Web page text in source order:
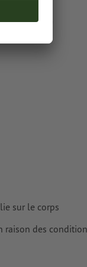
877 C)
« gold »
les
sur le corps
des